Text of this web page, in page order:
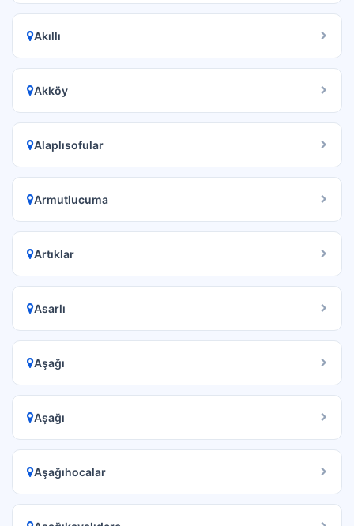
Akıllı
Akköy
Alaplısofular
Armutlucuma
Artıklar
Asarlı
Aşağı
Aşağı
Aşağıhocalar